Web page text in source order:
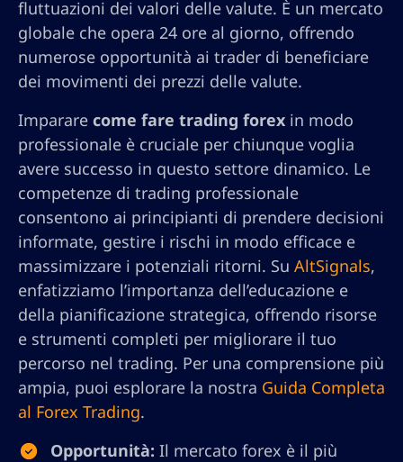
fluttuazioni dei valori delle valute. È un mercato
globale che opera 24 ore al giorno, offrendo
numerose opportunità ai trader di beneficiare
dei movimenti dei prezzi delle valute.
Imparare come fare trading forex in modo
professionale è cruciale per chiunque voglia
avere successo in questo settore dinamico. Le
competenze di trading professionale
consentono ai principianti di prendere decisioni
informate, gestire i rischi in modo efficace e
massimizzare i potenziali ritorni. Su AltSignals,
enfatizziamo l’importanza dell’educazione e
della pianificazione strategica, offrendo risorse
e strumenti completi per migliorare il tuo
percorso nel trading. Per una comprensione più
ampia, puoi esplorare la nostra Guida Completa
al Forex Trading.
Opportunità: Il mercato forex è il più